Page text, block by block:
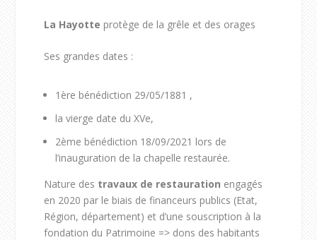
La Hayotte protège de la grêle et des orages
Ses grandes dates :
1 ère bénédiction 29/05/1881 ,
la vierge date du XVe,
2ème bénédiction 18/09/2021 lors de
l’inauguration de la chapelle restaurée.
Nature des travaux de restauration engagés
en 2020 par le biais de financeurs publics (Etat,
Région, département) et d’une souscription à la
fondation du Patrimoine => dons des habitants